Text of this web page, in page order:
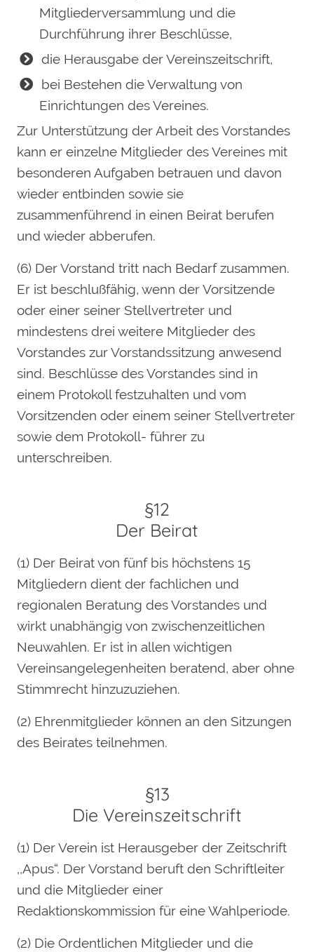
Mitgliederversammlung und die
Durchführung ihrer Beschlüsse,
die Herausgabe der Vereinszeitschrift,
bei Bestehen die Verwaltung von
Einrichtungen des Vereines.
Zur Unterstützung der Arbeit des Vorstandes
kann er einzelne Mitglieder des Vereines mit
besonderen Aufgaben betrauen und davon
wieder entbinden sowie sie
zusammenführend in einen Beirat berufen
und wieder abberufen.
(6) Der Vorstand tritt nach Bedarf zusammen.
Er ist beschlußfähig, wenn der Vorsitzende
oder einer seiner Stellvertreter und
mindestens drei weitere Mitglieder des
Vorstandes zur Vorstandssitzung anwesend
sind. Beschlüsse des Vorstandes sind in
einem Protokoll festzuhalten und vom
Vorsitzenden oder einem seiner Stellvertreter
sowie dem Protokoll- führer zu
unterschreiben.
§12
Der Beirat
(1) Der Beirat von fünf bis höchstens 15
Mitgliedern dient der fachlichen und
regionalen Beratung des Vorstandes und
wirkt unabhängig von zwischenzeitlichen
Neuwahlen. Er ist in allen wichtigen
Vereinsangelegenheiten beratend, aber ohne
Stimmrecht hinzuzuziehen.
(2) Ehrenmitglieder können an den Sitzungen
des Beirates teilnehmen.
§13
Die Vereinszeitschrift
(1) Der Verein ist Herausgeber der Zeitschrift
,,Apus“. Der Vorstand beruft den Schriftleiter
und die Mitglieder einer
Redaktionskommission für eine Wahlperiode.
(2) Die Ordentlichen Mitglieder und die